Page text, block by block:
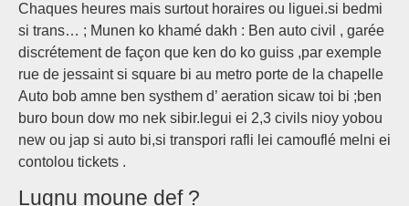
Chaques heures mais surtout horaires ou liguei.si bedmi
si trans… ; Munen ko khamé dakh : Ben auto civil , garée
discrétement de façon que ken do ko guiss ,par exemple
rue de jessaint si square bi au metro porte de la chapelle
Auto bob amne ben systhem d’ aeration sicaw toi bi ;ben
buro boun dow mo nek sibir.legui ei 2,3 civils nioy yobou
new ou jap si auto bi,si transpori rafli lei camouflé melni ei
contolou tickets .
Lugnu moune def ?